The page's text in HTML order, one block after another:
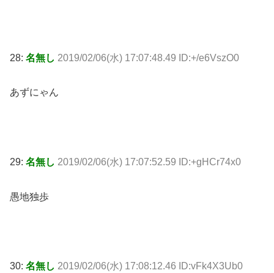
28: 名無し 2019/02/06(水) 17:07:48.49 ID:+/e6VszO0
あずにゃん
29: 名無し 2019/02/06(水) 17:07:52.59 ID:+gHCr74x0
愚地独歩
30: 名無し 2019/02/06(水) 17:08:12.46 ID:vFk4X3Ub0